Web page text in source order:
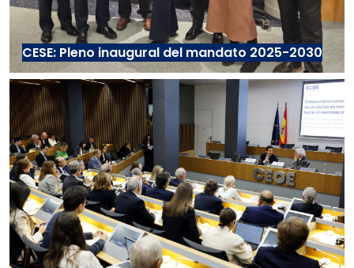
CESE: Pleno inaugural del mandato 2025-2030